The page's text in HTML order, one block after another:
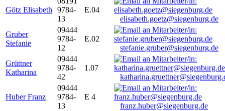
Götz Elisabeth
9784-
13
E.04
elisabeth.goetz@siegenburg.de
Gruber
Stefanie
09444
9784-
12
E.02
stefanie.gruber@siegenburg.de
Grüttner
Katharina
09444
9784-
42
1.07
Huber Franz
09444
9784-
13
E 4
franz.huber@siegenburg.de